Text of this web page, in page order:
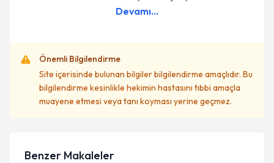
Devamı...
Önemli Bilgilendirme
Site içerisinde bulunan bilgiler bilgilendirme amaçlıdır. Bu
bilgilendirme kesinlikle hekimin hastasını tıbbi amaçla
muayene etmesi veya tanı koyması yerine geçmez.
Benzer Makaleler